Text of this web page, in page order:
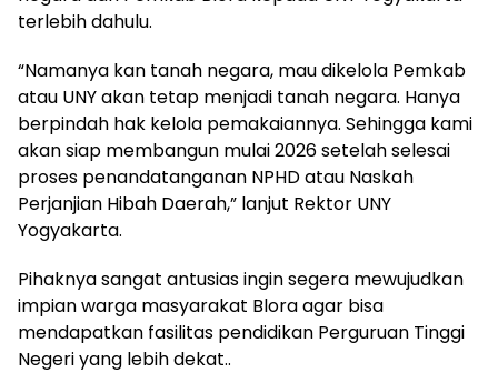
terlebih dahulu.
“Namanya kan tanah negara, mau dikelola Pemkab
atau UNY akan tetap menjadi tanah negara. Hanya
berpindah hak kelola pemakaiannya. Sehingga kami
akan siap membangun mulai 2026 setelah selesai
proses penandatanganan NPHD atau Naskah
Perjanjian Hibah Daerah,” lanjut Rektor UNY
Yogyakarta.
Pihaknya sangat antusias ingin segera mewujudkan
impian warga masyarakat Blora agar bisa
mendapatkan fasilitas pendidikan Perguruan Tinggi
Negeri yang lebih dekat..